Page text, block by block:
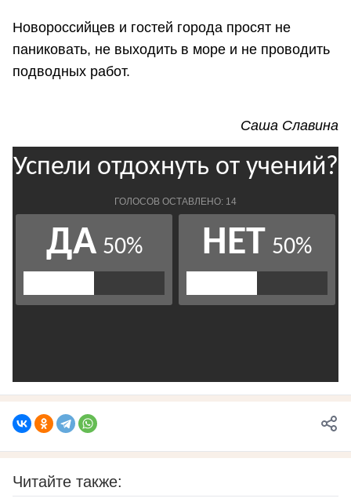
Новороссийцев и гостей города просят не
паниковать, не выходить в море и не проводить
подводных работ.
Саша Славина
Читайте также: